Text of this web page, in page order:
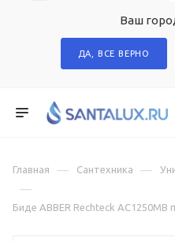
Ваш
ДА, ВСЕ ВЕРНО
Главная — Сантехника —
—
Биде ABBER Rechteck